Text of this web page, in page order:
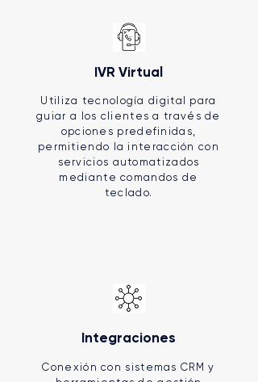
IVR Virtual
Utiliza tecnología digital para
guiar a los clientes a través de
opciones predefinidas,
permitiendo la interacción con
servicios automatizados
mediante comandos de
teclado.
Integraciones
Conexión con sistemas CRM y